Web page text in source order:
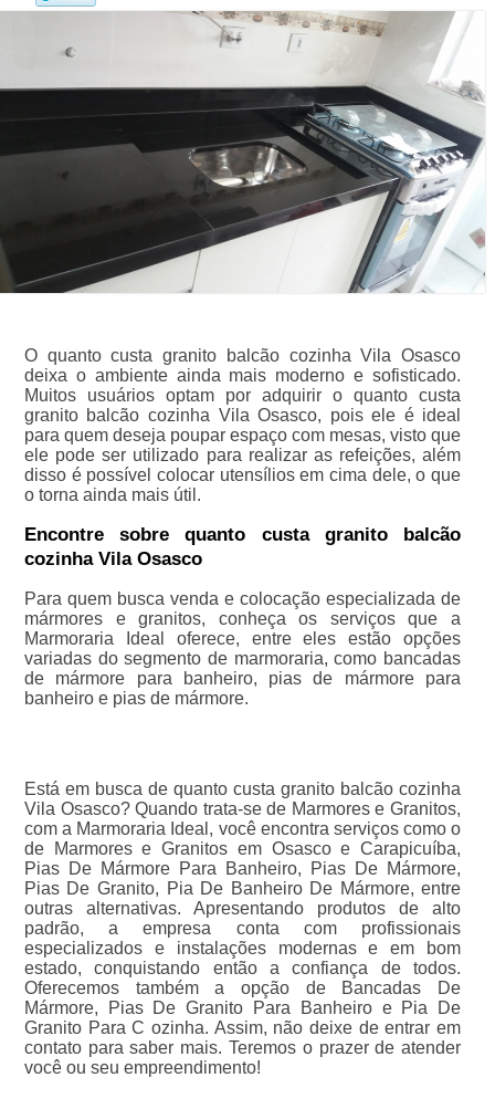
O quanto custa granito balcão cozinha Vila Osasco
deixa o ambiente ainda mais moderno e sofisticado.
Muitos usuários optam por adquirir o quanto custa
granito balcão cozinha Vila Osasco, pois ele é ideal
para quem deseja poupar espaço com mesas, visto que
ele pode ser utilizado para realizar as refeições, além
disso é possível colocar utensílios em cima dele, o que
o torna ainda mais útil.
Encontre sobre quanto custa granito balcão
cozinha Vila Osasco
Para quem busca venda e colocação especializada de
mármores e granitos, conheça os serviços que a
Marmoraria Ideal oferece, entre eles estão opções
variadas do segmento de marmoraria, como bancadas
de mármore para banheiro, pias de mármore para
banheiro e pias de mármore.
Está em busca de quanto custa granito balcão cozinha
Vila Osasco? Quando trata-se de Marmores e Granitos,
com a Marmoraria Ideal, você encontra serviços como o
de Marmores e Granitos em Osasco e Carapicuíba,
Pias De Mármore Para Banheiro, Pias De Mármore,
Pias De Granito, Pia De Banheiro De Mármore, entre
outras alternativas. Apresentando produtos de alto
padrão, a empresa conta com profissionais
especializados e instalações modernas e em bom
estado, conquistando então a confiança de todos.
Oferecemos também a opção de Bancadas De
Mármore, Pias De Granito Para Banheiro e Pia De
Granito Para C ozinha. Assim, não deixe de entrar em
contato para saber mais. Teremos o prazer de atender
você ou seu empreendimento!